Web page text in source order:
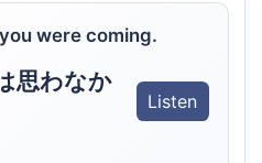
were coming.
思わなか
Listen